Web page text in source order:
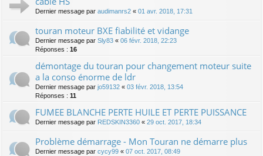
Dernier message par audimanrs2 « 01 avr. 2018, 17:31
touran moteur BXE fiabilité et vidange
Dernier message par Sly83 « 06 févr. 2018, 22:23
Réponses : 16
démontage du touran pour changement moteur suite
a la conso énorme de ldr
Dernier message par jo59132 « 03 févr. 2018, 13:54
Réponses : 11
FUMEE BLANCHE PERTE HUILE ET PERTE PUISSANCE
Dernier message par REDSKIN3360 « 29 oct. 2017, 18:34
Problème démarrage - Mon Touran ne démarre plus
Dernier message par cycy99 « 07 oct. 2017, 08:49